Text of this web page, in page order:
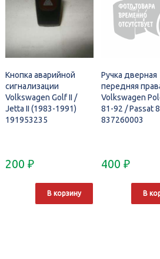
Кнопка аварийной
сигнализации
Volkswagen Golf II /
Jetta II (1983-1991)
191953235
200 ₽
В корзину
Ручка дверная
передняя
Volkswagen
81-92 / Passat
837260003
400 ₽
В